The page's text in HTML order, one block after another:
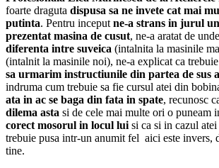
foarte draguta dispusa sa ne invete cat mai
putinta. Pentru inceput ne-a strans in jurul
prezentat masina de cusut, ne-a aratat de
diferenta intre suveica (intalnita la masinile
(intalnit la masinile noi), ne-a explicat ca trebuie
sa urmarim instructiunile din partea de sus
indruma cum trebuie sa fie cursul atei din
ata in ac se baga din fata in spate, recunosc
dilema asta si de cele mai multe ori o puneam
corect mosorul in locul lui si ca si in cazul
trebuie pusa intr-un anumit fel aici este invers,
tine.